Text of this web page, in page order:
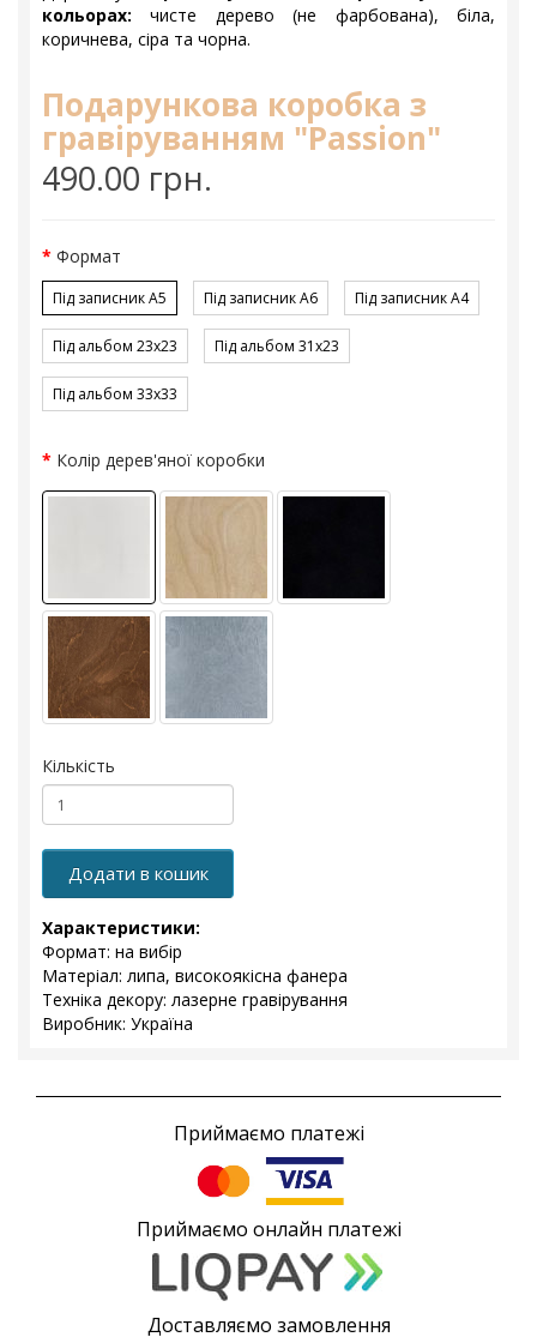
кольорах: чисте дерево (не фарбована), біла,
коричнева, сіра та чорна.
Подарункова коробка з
гравіруванням "Passion"
490.00 грн.
Формат
Під записник A5 Під записник A6 Під записник A4
Під альбом 23x23 Під альбом 31x23
Під альбом 33x33
Колір дерев'яної коробки
Кількість
Додати в кошик
Характеристики:
Формат: на вибір
Матеріал: липа, високоякісна фанера
Техніка декору: лазерне гравірування
Виробник: Україна
Приймаємо платежі
Приймаємо онлайн платежі
Доставляємо замовлення